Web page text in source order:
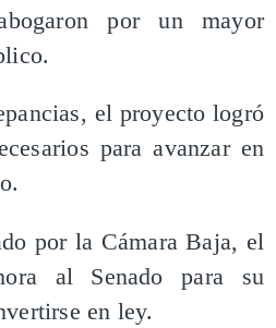
por un mayor
el proyecto logró
para avanzar en
por la Cámara Baja, el
al Senado para su
en ley.